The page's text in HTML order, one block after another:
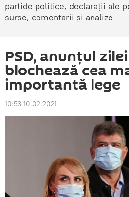
partide politice, declarații ale
surse, comentarii și analize
PSD, anunțul
blochează cea
importantă lege
10:53 10.02.2021